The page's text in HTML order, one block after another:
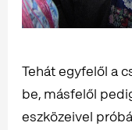
Tehát egyfelől a
be, másfelől
eszközeivel